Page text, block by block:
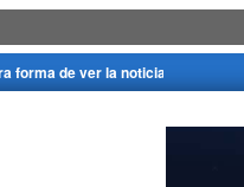
forma de ver la noticia